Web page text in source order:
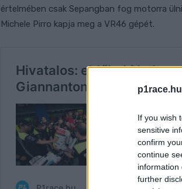
If you wish
sensitive
confirm
continue
information
further
értelmében csak Sepangban fog motorra
Michele Pirro kapja meg a VR46 gépét.